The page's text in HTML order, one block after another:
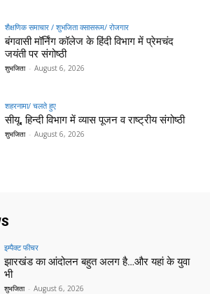
शैक्षणिक समाचार / शुभजिता क्सासरूम/ रोजगार
बंगवासी मॉर्निंग कॉलेज के हिंदी विभाग में प्रेमचंद
जयंती पर संगोष्ठी
शुभजिता - August 6, 2026
शहरनामा/ चलते हुए
सीयू, हिन्दी विभाग में व्यास पूजन व राष्ट्रीय संगोष्ठी
शुभजिता - August 6, 2026
इम्पैक्ट फीचर
झारखंड का आंदोलन बहुत अलग है…और यहां के युवा
भी
शुभजिता - August 6, 2026